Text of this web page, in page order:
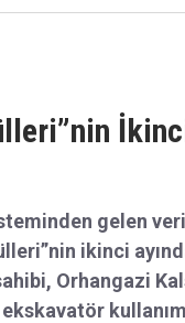
İkinci
gelen
ikinci